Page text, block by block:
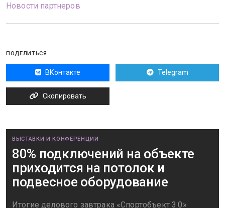
Новости партнеров
ПОДЕЛИТЬСЯ
ВКонтакте Telegram
Скопировать
ВЫСТАВКИ И КОНФЕРЕНЦИИ
80% подключений на объекте
приходится на потолок и
подвесное оборудование
Итогие делового завтрака «Спортобъект 3.0»